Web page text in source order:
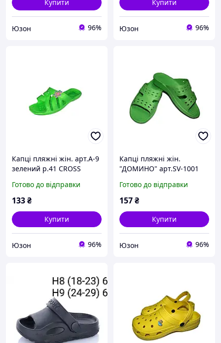
Купити
Юзон 96%
Купити
Юзон 96%
Капцi пляжні жін. арт.А-9
зелений р.41 CROSS
Готово до відправки
133₴
Купити
Юзон 96%
Капцi пляжні жін.
"ДОМИНО" арт.SV-1001
Готово до відправки
157₴
Купити
Юзон 96%